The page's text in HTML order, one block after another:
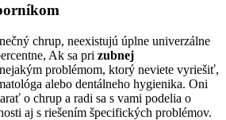
chrup, neexistujú úplne univerzálne
Ak sa pri zubnej
problémom, ktorý neviete vyriešiť,
alebo dentálneho hygienika. Oni
o chrup a radi sa s vami podelia o
aj s riešením špecifických problémov.